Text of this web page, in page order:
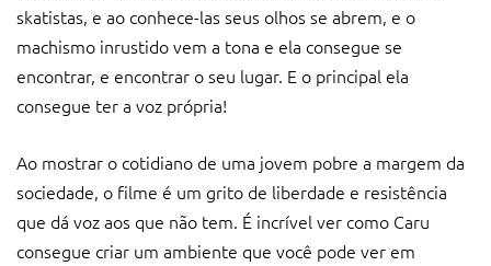
skatistas, e ao conhece-las seus olhos se abrem, e o
machismo inrustido vem a tona e ela consegue se
encontrar, e encontrar o seu lugar. E o principal ela
consegue ter a voz própria!
Ao mostrar o cotidiano de uma jovem pobre a margem da
sociedade, o filme é um grito de liberdade e resistência
que dá voz aos que não tem. É incrível ver como Caru
consegue criar um ambiente que você pode ver em